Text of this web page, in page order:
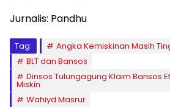
Jurnalis: Pandhu
Tag:
Angka Kemiskinan Masih
BLT dan Bansos
Dinsos Tulungagung Klaim Bansos
Miskin
Wahiyd Masrur